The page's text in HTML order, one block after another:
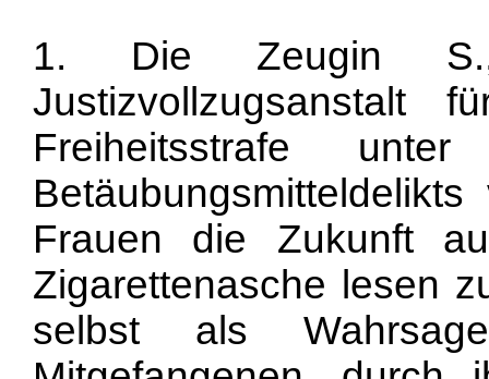
1. Die Zeugin
Justizvollzugsanstalt
Freiheitsstrafe
Frauen die Zukunft
Zigarettenasche lesen
selbst als